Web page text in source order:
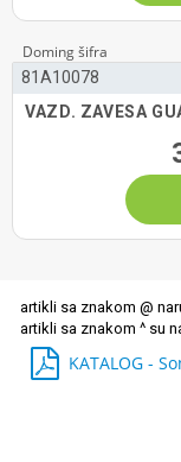
81A10078
VAZD. ZAVESA
KATALOG -